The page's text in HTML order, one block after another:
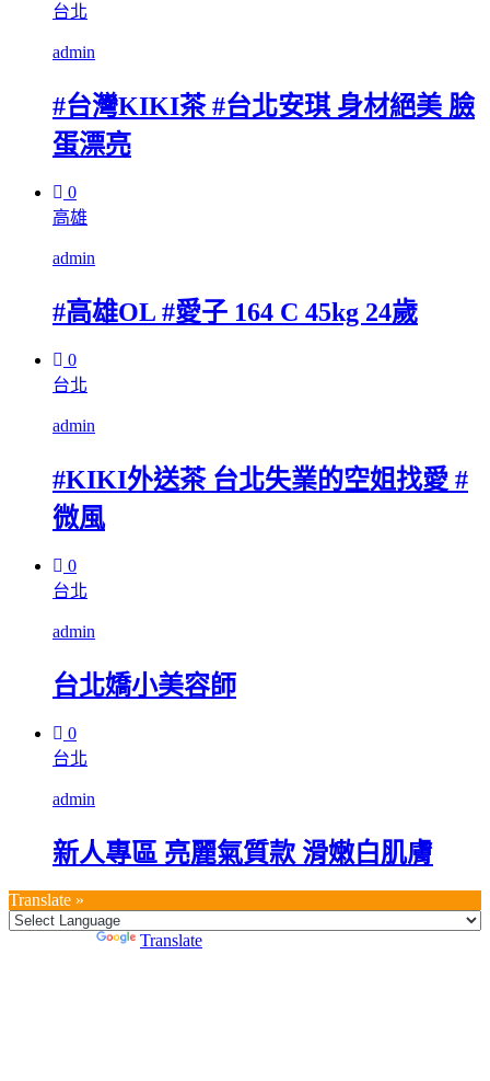
台北
admin
#台灣KIKI茶 #台北安琪 身材絕美 臉
蛋漂亮
0
高雄
admin
#高雄OL #愛子 164 C 45kg 24歲
0
台北
admin
#KIKI外送茶 台北失業的空姐找愛 #
微風
0
台北
admin
台北嬌小美容師
0
台北
admin
新人專區 亮麗氣質款 滑嫩白肌膚
Translate »
Translate